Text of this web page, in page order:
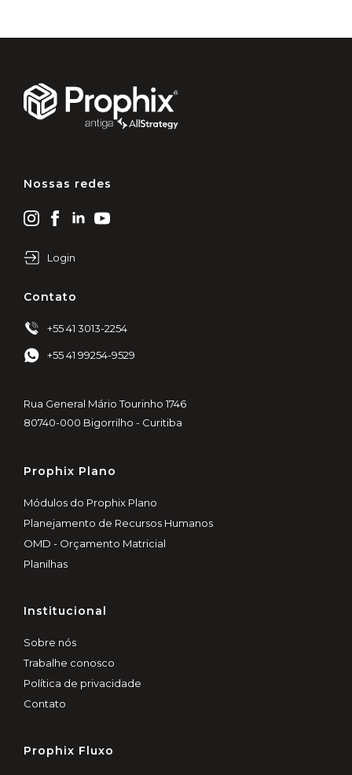
Nossas redes
Login
Contato
+55 41 3013-2254
+55 41 99254-9529
Rua General Mário Tourinho 1746
80740-000 Bigorrilho - Curitiba
Prophix Plano
Módulos do Prophix Plano
Planejamento de Recursos Humanos
OMD - Orçamento Matricial
Planilhas
Institucional
Sobre nós
Trabalhe conosco
Política de privacidade
Contato
Prophix Fluxo